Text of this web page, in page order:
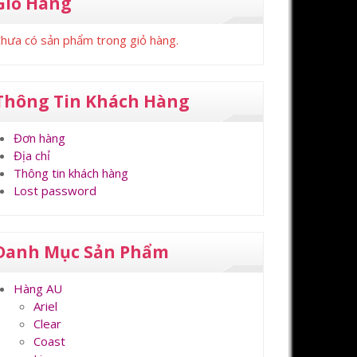
có sản phẩm trong giỏ hàng.
Tin Khách Hàng
Đơn hàng
Địa chỉ
Thông tin khách hàng
Lost password
Mục Sản Phẩm
Hàng AU
Ariel
Clear
Coast